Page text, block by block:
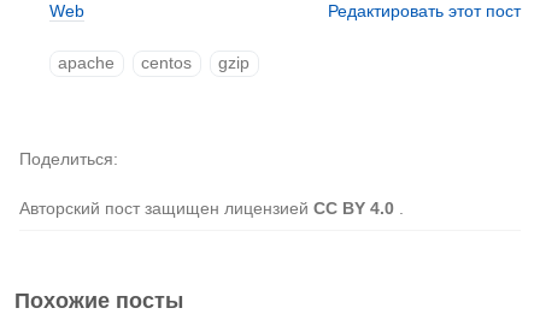
Web Редактировать этот пост
apache centos gzip
Авторский пост защищен лицензией CC BY 4.0
Поделиться
Похожие посты